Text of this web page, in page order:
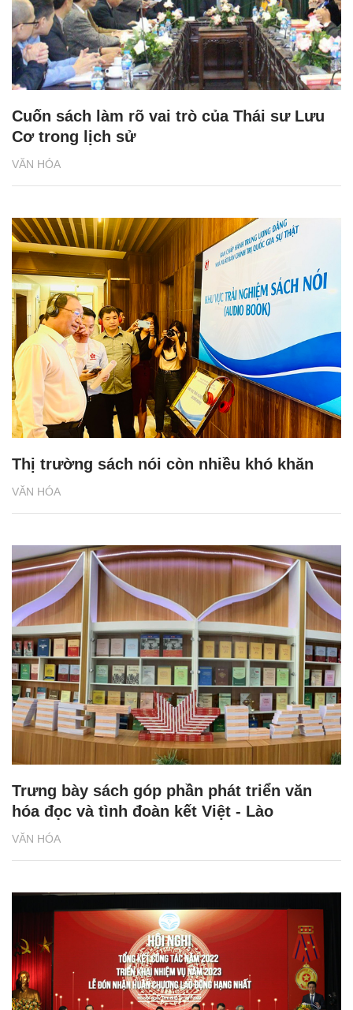
VĂN HÓA
Cuốn sách làm rõ vai trò của Thái sư Lưu
Cơ trong lịch sử
VĂN HÓA
Thị trường sách nói còn nhiều khó khăn
VĂN HÓA
Trưng bày sách góp phần phát triển văn
hóa đọc và tình đoàn kết Việt - Lào